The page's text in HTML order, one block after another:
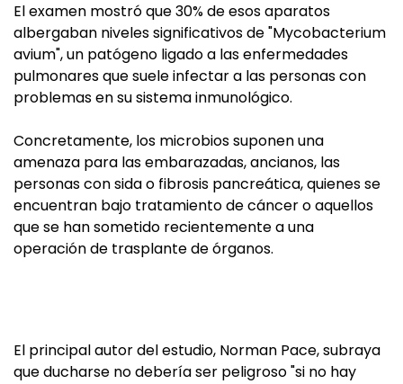
El examen mostró que 30% de esos aparatos
albergaban niveles significativos de "Mycobacterium
avium", un patógeno ligado a las enfermedades
pulmonares que suele infectar a las personas con
problemas en su sistema inmunológico.
Concretamente, los microbios suponen una
amenaza para las embarazadas, ancianos, las
personas con sida o fibrosis pancreática, quienes se
encuentran bajo tratamiento de cáncer o aquellos
que se han sometido recientemente a una
operación de trasplante de órganos.
El principal autor del estudio, Norman Pace, subraya
que ducharse no debería ser peligroso "si no hay